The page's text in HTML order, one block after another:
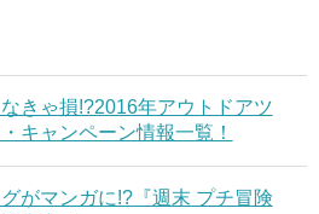
なきゃ損!?2016年アウトドアツ
キャンペーン情報一覧！
がマンガに!?『週末 プチ冒険